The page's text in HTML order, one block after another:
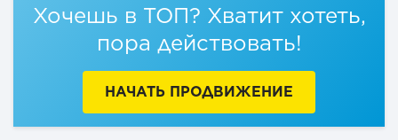
Хочешь в ТОП? Хватит хотеть,
пора действовать!
НАЧАТЬ ПРОДВИЖЕНИЕ